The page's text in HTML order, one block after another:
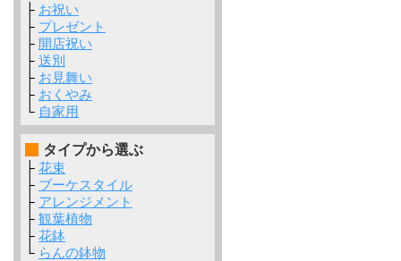
├ お祝い
├ プレゼント
├ 開店祝い
├ 送別
├ お見舞い
├ おくやみ
└ 自家用
タイプから選ぶ
├ 花束
├ ブーケスタイル
├ アレンジメント
├ 観葉植物
├ 花鉢
└ らんの鉢物